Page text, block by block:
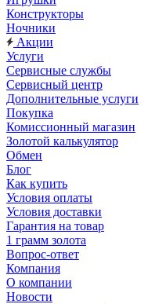
Конструкторы
Ночники
Акции
Услуги
Сервисные службы
Сервисный центр
Дополнительные услуги
Покупка
Комиссионный магазин
Золотой калькулятор
Обмен
Блог
Как купить
Условия оплаты
Условия доставки
Гарантия на товар
1 грамм золота
Вопрос-ответ
Компания
О компании
Новости